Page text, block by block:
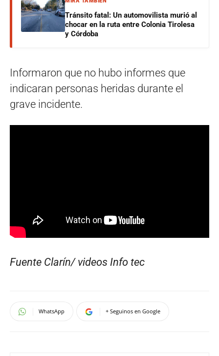
Tránsito fatal: Un automovilista murió al
chocar en la ruta entre Colonia Tirolesa
y Córdoba
Informaron que no hubo informes que
indicaran personas heridas durante el
grave incidente.
Fuente Clarín/ videos Info tec
WhatsApp + Seguinos en Google